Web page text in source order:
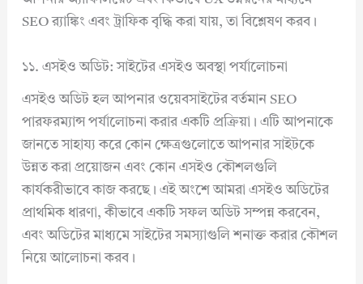
SEO র‍্যাঙ্কিং এবং ট্রাফিক বৃদ্ধি করা যায়, তা বিশ্লেষণ করব।
১১. এসইও অডিট: সাইটের এসইও অবস্থা পর্যালোচনা
এসইও অডিট হল আপনার ওয়েবসাইটের বর্তমান SEO
পারফরম্যান্স পর্যালোচনা করার একটি প্রক্রিয়া। এটি আপনাকে
জানতে সাহায্য করে কোন ক্ষেত্রগুলোতে আপনার সাইটকে
উন্নত করা প্রয়োজন এবং কোন এসইও কৌশলগুলি
কার্যকরীভাবে কাজ করছে। এই অংশে আমরা এসইও অডিটের
প্রাথমিক ধারণা, কীভাবে একটি সফল অডিট সম্পন্ন করবেন,
এবং অডিটের মাধ্যমে সাইটের সমস্যাগুলি শনাক্ত করার কৌশল
নিয়ে আলোচনা করব।